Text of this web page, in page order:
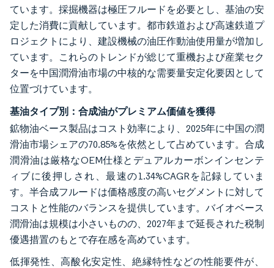
ています。採掘機器は極圧フルードを必要とし、基油の安
定した消費に貢献しています。都市鉄道および高速鉄道プ
ロジェクトにより、建設機械の油圧作動油使用量が増加し
ています。これらのトレンドが総じて重機および産業セク
ターを中国潤滑油市場の中核的な需要量安定化要因として
位置づけています。
基油タイプ別：合成油がプレミアム価値を獲得
鉱物油ベース製品はコスト効率により、2025年に中国の潤
滑油市場シェアの70.85%を依然として占めています。合成
潤滑油は厳格なOEM仕様とデュアルカーボンインセンテ
ィブに後押しされ、最速の1.34%CAGRを記録していま
す。半合成フルードは価格感度の高いセグメントに対して
コストと性能のバランスを提供しています。バイオベース
潤滑油は規模は小さいものの、2027年まで延長された税制
優遇措置のもとで存在感を高めています。
低揮発性、高酸化安定性、絶縁特性などの性能要件が、